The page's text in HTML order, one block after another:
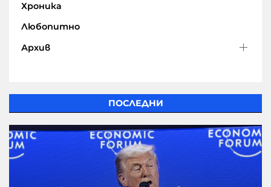
Хроника
Любопитно
Архив
ПОСЛЕДНИ